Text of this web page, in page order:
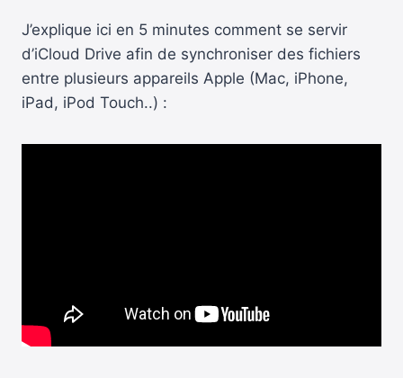
J’explique ici en 5 minutes comment se servir
d’iCloud Drive afin de synchroniser des fichiers
entre plusieurs appareils Apple (Mac, iPhone,
iPad, iPod Touch..) :